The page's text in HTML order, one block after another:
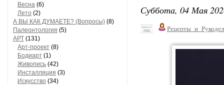
Весна (6)
Лето (2)
А ВЫ КАК ДУМАЕТЕ? (Вопросы) (8)
Палеонтология (5)
АРТ (131)
Арт-проект (8)
Бодиарт (1)
Живопись (42)
Инсталляция (3)
Искусство (34)
Суббота, 04 Мая